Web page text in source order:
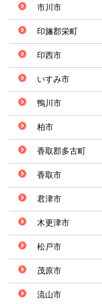
市川市
印旛郡栄町
印西市
いすみ市
鴨川市
柏市
香取郡多古町
香取市
君津市
木更津市
松戸市
茂原市
流山市